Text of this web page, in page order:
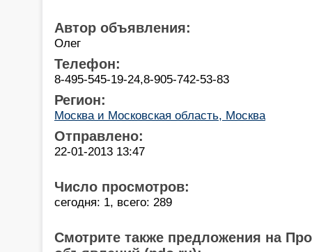
Автор объявления:
Олег
Телефон:
8-495-545-19-24,8-905-742-53-83
Регион:
Москва и Московская область, Москва
Отправлено:
22-01-2013 13:47
Число просмотров:
сегодня: 1, всего: 289
Смотрите также предложения на